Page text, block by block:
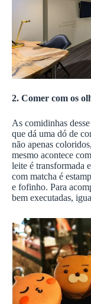
2. Comer com os
As comidinhas
que dá uma dó de
não apenas
mesmo acontece
leite é transformada
com matcha é
e fofinho. Para
bem executadas,